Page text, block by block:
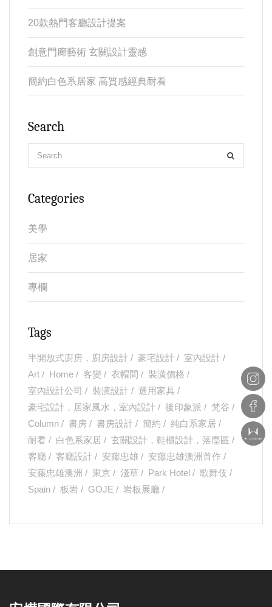
20款熱門客廳設計提案
創意門廊藝術 玄關設計靈感
簡約白色系居家 高質感經典耐看
Search
Categories
美學
居家
專欄
Tags
半開放式廚房，廚房設計 豪宅設計
室內設計
Art
Home 客變 衣帽間
裝潢價格
室內設計公司
裝潢設計
選用家具
豪宅設計，居家風水，室內設計
後印象派
梵谷
Column
書房 書房設計 簡約
純白系家居
耐看
白色系家居
玄關設計，鞋櫃設計，落塵區
客廳
客廳設計 安藤忠雄
安藤忠雄澳洲首作
安藤忠雄澳洲
東京 淺草 Park Hotel
歌舞伎
Spain
板岩 GOJE 岩板展廳